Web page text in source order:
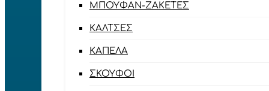
ΜΠΟΥΦΆΝ-ΖΑΚΈΤΕΣ
ΚΆΛΤΣΕΣ
ΚΑΠΈΛΑ
ΣΚΟΎΦΟΙ